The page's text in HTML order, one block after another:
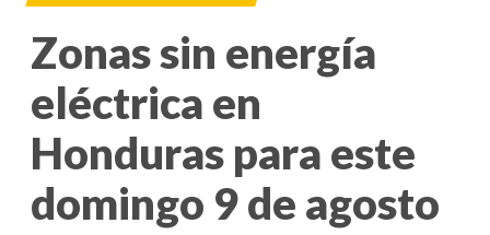
Zonas sin energía
eléctrica en
Honduras para este
domingo 9 de agosto